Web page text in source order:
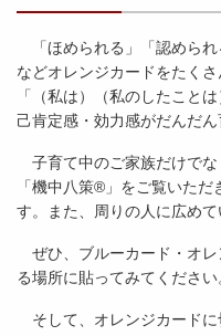
「ほめられる」「認められ
などオレンジカードをたく
「（私は）（私のしたこと
己肯定感・効力感がだんだん
子育て中のご家族だけでな
「機中八策®」をご覧いた
す。また、周りの人に広めて
ぜひ、ブルーカード・オレ
る場所に貼ってみてください
そして、オレンジカードに